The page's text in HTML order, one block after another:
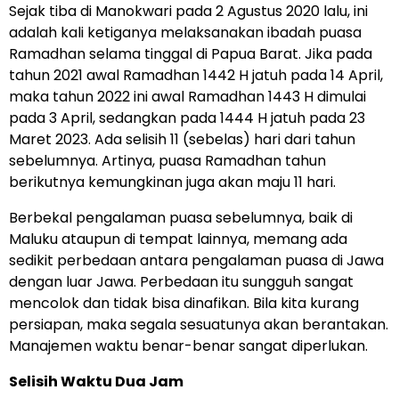
Sejak tiba di Manokwari pada 2 Agustus 2020 lalu, ini
adalah kali ketiganya melaksanakan ibadah puasa
Ramadhan selama tinggal di Papua Barat. Jika pada
tahun 2021 awal Ramadhan 1442 H jatuh pada 14 April,
maka tahun 2022 ini awal Ramadhan 1443 H dimulai
pada 3 April, sedangkan pada 1444 H jatuh pada 23
Maret 2023. Ada selisih 11 (sebelas) hari dari tahun
sebelumnya. Artinya, puasa Ramadhan tahun
berikutnya kemungkinan juga akan maju 11 hari.
Berbekal pengalaman puasa sebelumnya, baik di
Maluku ataupun di tempat lainnya, memang ada
sedikit perbedaan antara pengalaman puasa di Jawa
dengan luar Jawa. Perbedaan itu sungguh sangat
mencolok dan tidak bisa dinafikan. Bila kita kurang
persiapan, maka segala sesuatunya akan berantakan.
Manajemen waktu benar-benar sangat diperlukan.
Selisih Waktu Dua Jam